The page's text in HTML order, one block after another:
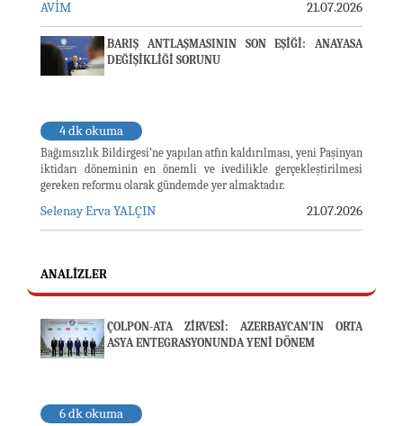
hangi fikirlerin kabul edileceğine ve hangilerinin edilmeyeceğine
kanıt, mantık ve sağlıklı tartışma karar vermelidir. Ne var ki
mevcut yayıncılık ortamının ...
AVİM 21.07.2026
BARIŞ ANTLAŞMASININ SON EŞİĞİ: ANAYASA
DEĞİŞİKLİĞİ SORUNU
4 dk okuma
Bağımsızlık Bildirgesi’ne yapılan atfın kaldırılması, yeni Paşinyan
iktidarı döneminin en önemli ve ivedilikle gerçekleştirilmesi
gereken reformu olarak gündemde yer almaktadır.
Selenay Erva YALÇIN 21.07.2026
ANALIZLER
ÇOLPON-ATA ZİRVESİ: AZERBAYCAN’IN ORTA
ASYA ENTEGRASYONUNDA YENİ DÖNEM
6 dk okuma